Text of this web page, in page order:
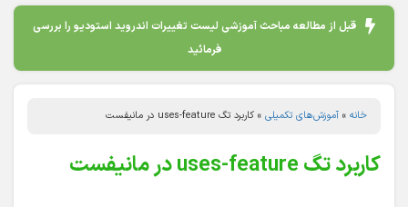
قبل از مطالعه مباحث آموزشی لیست تغییرات اندروید استودیو را بررسی
فرمائید
خانه » آموزش‌های تکمیلی » کاربرد تگ uses-feature در مانیفست
کاربرد تگ uses-feature در مانیفست